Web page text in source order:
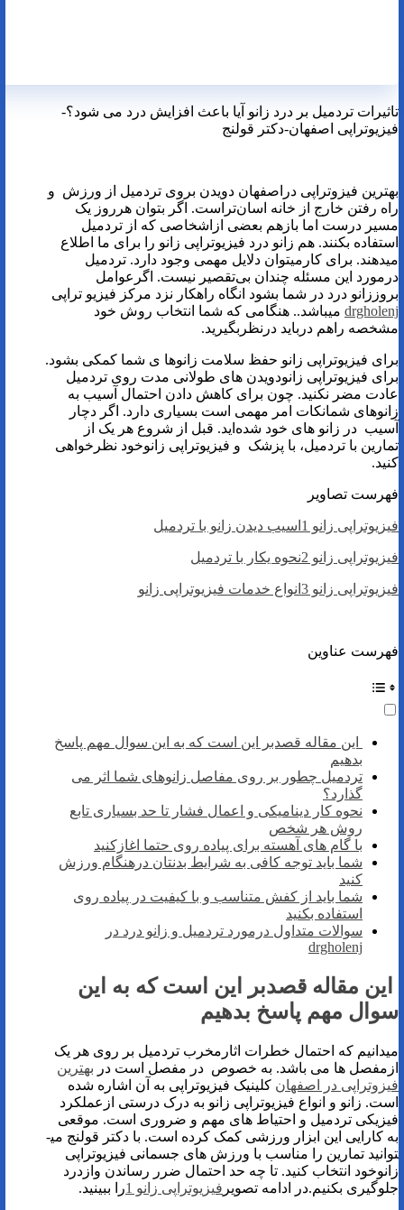
تاثیرات تردمیل بر درد زانو آیا باعث افزایش درد می شود؟-
فیزیوتراپی اصفهان-دکتر قولنج
بهترین فیزوتراپی دراصفهان دویدن بروی تردمیل از ورزش و
راه رفتن خارج از خانه اسان‌تراست. اگر بتوان هرروز یک
مسیر درست اما بازهم بعضی ازاشخاصی که از تردمیل
استفاده بکنند. هم زانو درد فیزیوتراپی زانو را برای ما اطلاع
میدهند. برای کارمیتوان دلایل مهمی وجود دارد. تردمیل‌
درمورد این مسئله چندان بی‌تقصیر نیست. اگرعوامل
بروززانو درد در شما بشود انگاه راهکار نزد مرکز فیزیو تراپی
drgholenj می­باشد.. هنگامی که شما انتخاب روش خود
مشخصه راهم درباید درنظربگیرید.
برای فیزیوتراپی زانو حفظ سلامت زانوها ی شما کمکی بشود.
برای فیزیوتراپی زانودویدن های طولانی مدت روی تردمیل
عادت مضر نکنید. چون برای کاهش دادن احتمال آسیب به
زانوهای شمانکات امر مهمی است بسیاری دارد. اگر دچار
آسیب در زانو های خود شده‌اید. قبل از شروع هر یک از
تمارین با تردمیل، با پزشک و فیزیوتراپی زانوخود نظرخواهی
کنید.
فهرست تصاویر
فیزیوتراپی زانو 1اسیب دیدن زانو با تردمیل
فیزیوتراپی زانو 2نحوه یکار با تردمیل
فیزیوتراپی زانو 3انواع خدمات فیزیوتراپی زانو
فهرست عناوین
این مقاله قصدبر این است که به این سوال مهم پاسخ
بدهیم
تردمیل چطور بر روی مفاصل زانوهای شما اثر می
گذارد؟
نحوه کار دینامیکی و اعمال فشار تا حد بسیاری تابع
روش هر شخص
با گام های آهسته برای پیاده روی حتما اغازکنید
شما باید توجه کافی به شرایط بدنتان درهنگام ورزش
کنید
شما باید از کفش متناسب و با کیفیت در پیاده روی
استفاده بکنید
سوالات متداول درمورد تردمیل و زانو درد در
drgholenj
این مقاله قصدبر این است که به این
سوال مهم پاسخ بدهیم
میدانیم که احتمال خطرات اثارمخرب تردمیل بر روی هر یک
ازمفصل ها می باشد. به خصوص در مفصل است در بهترین
فیزوتراپی در اصفهان کلینیک فیزیوتراپی به آن اشاره شده
است. زانو و انواع فیزیوتراپی زانو به درک درستی ازعملکرد
فیزیکی تردمیل و احتیاط های مهم و ضروری است. موقعی
به کارایی این ابزار ورزشی کمک کرده است. با دکتر قولنج می­
توانید تمارین را مناسب با ورزش های جسمانی فیزیوتراپی
زانوخود انتخاب کنید. تا چه حد احتمال ضرر رساندن وازدرد
جلوگیری بکنیم.در ادامه تصویر فیزیوتراپی زانو 1 را ببینید.